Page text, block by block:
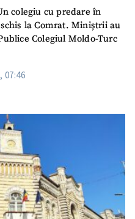
colegiu cu predare în
la Comrat. Miniștrii au
Colegiul Moldo-Turc
07:46